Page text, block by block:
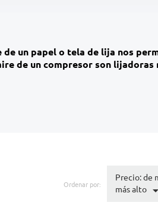
un papel o tela de lija nos
de un compresor son lijadoras
Ordenar por:
Precio: de
más alto 